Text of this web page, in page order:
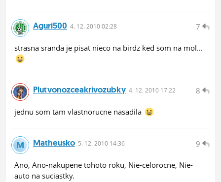
7
Aguri500 4. 12. 2010 02:28
strasna sranda je pisat nieco na birdz ked som na mol...
8
Plutvonozceakrivozubky 4. 12. 2010 17:22
jednu som tam vlastnorucne nasadila
9
Matheusko 5. 12. 2010 14:36
Ano, Ano-nakupene tohoto roku, Nie-celorocne, Nie-
auto na suciastky.